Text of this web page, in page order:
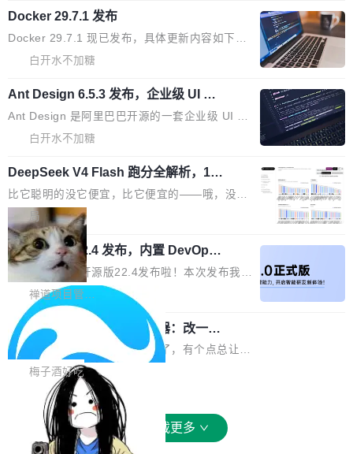
wen3.8 的 API 服务：国内每百万 Tok...
组成：H3-Context-IR 负责多模态指令理解和编
排（闭源，提供 API）；H3-Base 是核心生成模
型，33B 参数，负责 768p 音视频生成（开
生成 2K ...
模型 API 调用服务和模型文件。 DeepSeek-V4-
Flash-0731 经过大量后训练工作，智能体能力
大幅增强，指令遵循能力大幅增强。在多项基准
当前最强的闭源模型相媲美。 超算互联网现面向
企业和开发者提供 DeepSeek-V4-Flash-0731
模型 API 调用服务，用户无需繁琐环境配置，一
能、安...
Docker 29.7.1 发布
Docker 29.7.1 现已发布，具体更新内容如下：
Bug fixes and enhancements 修复了一个回归
父目录条目的目录的图像。moby/moby#53260
修复了一个回归问题，即CopyToContainer会拒
绝遍历绝对符号链接的容器路径，例如/var/run -
的所有拉取请求和更改，可参阅： docker/cli, 2
9.7.1 milestone moby/moby, 29.7.1 milestone
更新说明：https://github.com/moby/...
白开水不加糖
Ant Design 6.5.3 发布，企业级 UI 设
计语言和 React 实现
Ant Design 是阿里巴巴开源的一套企业级 UI 设
计语言和 React 组件库。Ant Design 6.5.3 现
OTP 使用字符串 mask 时仍采用 type="text" 的
问题，并保留显式 type 配置。#58835 修复 Inp
ut.OTP 的 mask 为 true 时仍显示原始值的问
题。#58805 修复 Input.TextArea 调整大小手柄
在触摸设备上显示为小圆点的问题。#58812 Ty
pography 优化 Typography 省略提示在大列表
中的渲染性能。#58806 修复 Typography...
白开水不加糖
DeepSeek V4 Flash 跑分全解析，13
个最强模型里它最便宜
比它聪明的没它便宜，比它便宜的——哦，没有
比它便宜的。 Artificial Analysis 更新了 DeepS
eek V4 Flash 0731 的完整评测。一张 Intellige
nce Index vs Cost per Task 的散点图上，13
个模型排成一列，V4 Flash 贴着底部：$0.03
一次任务。 V4 Flash 的 Intelligence Index 得
分 50，在 101 个模型中排第 3。排在它前面
的：Claude Opus 5（61 分）、Claude Fable
5（60 分）、GPT-5.6 Sol（59 分）、Kimi K3
（57 分）、Grok 4...
局
禅道开源版 22.4 发布，内置 DevOps4.
0 正式版，提供从代码提交到交付的全
生命周期的管理能力
大家好， 禅道开源版22.4发布啦！本次发布我们
带来了DevOps4.0系列的首个正式版本。 DevO
ps4.0内置与禅道DevOps专业版同源的代码管理
核心，依托于全自研的GitFox代码托管引擎，我
们提供了从代码提交到交付的全生命周期的管理
能力。同时，我们 对禅道DevOps现有底层代码
进行了革命性的重构，为后续AI辅助编程、智能
代码评审及自动化运维的全面落地夯实了“一体
化”的基座。 新版本将为用户带来更好的使用体
验和更高的工作效率，感谢大家一直以来的支持
Solon 的 10 种 HTTP 服务器：改一行
依赖，换一个引擎
用 Solon 做线上项目有一阵子了，有个点总让新
接触的人觉得意外：服务器引擎是让你选的。 S
olon 内核约 0.3MB，不内置固定的 HTTP 服务
器。HTTP 引擎是一个独立插件。你选一个，或
者选两个，不同环境之间切换，一行应用代码都
不用改。 下面快速过一下 10 种 HTTP 服务器
梅子酒好吃
加载更多